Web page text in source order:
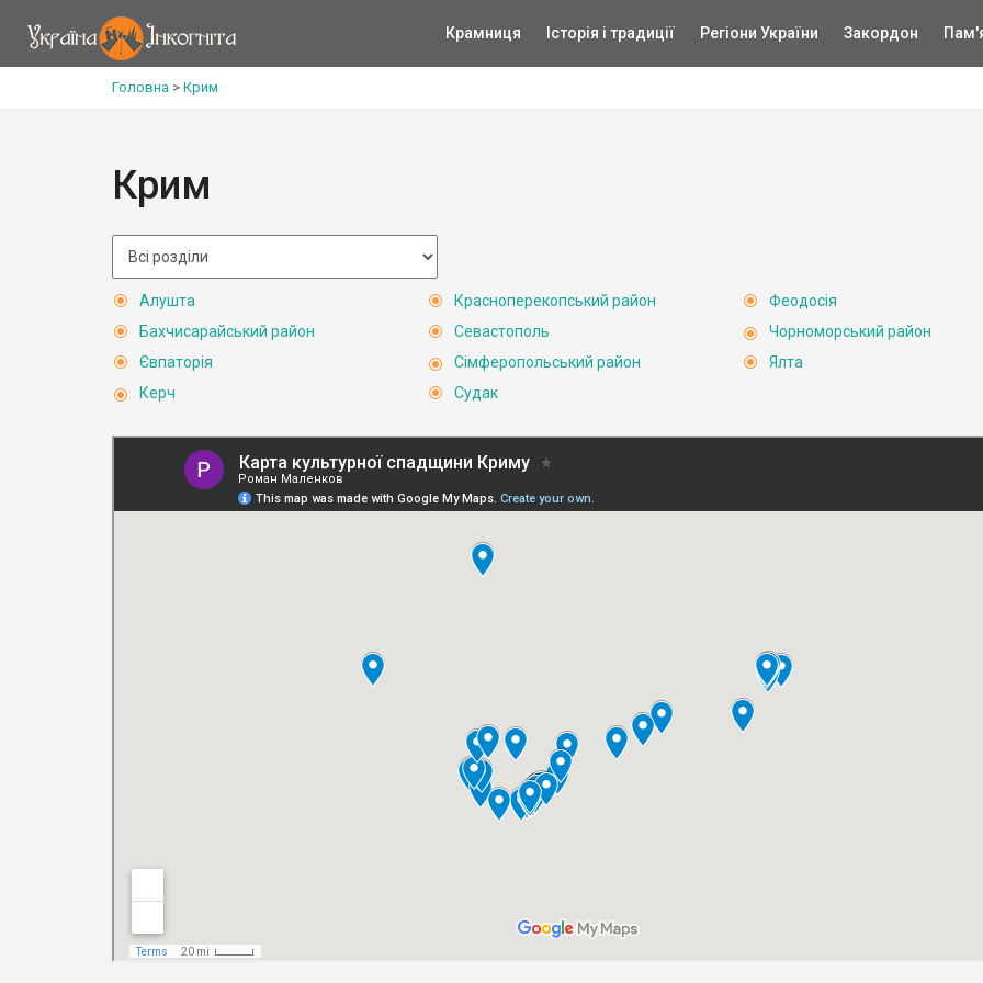
Крамниця Історія і традиції Регіони України Закордон
Головна > Крим
Крим
Алушта
Бахчисарайський район
Євпаторія
Керч
Красноперекопський район
Севастополь
Сімферопольський район
Судак
Феодосія
Чорноморський район
Ялта